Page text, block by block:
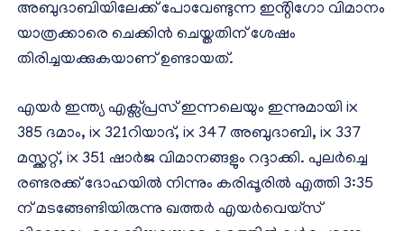
അബുദാബിയിലേക്ക് പോവേണ്ടുന്ന ഇൻ്റിഗോ വിമാനം
യാത്രക്കാരെ ചെക്കിൻ ചെയ്തതിന് ശേഷം
തിരിച്ചയക്കുകയാണ് ഉണ്ടായത്.
എയർ ഇന്ത്യ എക്സ്പ്രസ് ഇന്നലെയും ഇന്നുമായി ix
385 ദമാം, ix 321റിയാദ്, ix 347 അബുദാബി, ix 337
മസ്ക്കറ്റ്, ix 351 ഷാർജ വിമാനങ്ങളും റദ്ദാക്കി. പുലർച്ചെ
രണ്ടരക്ക് ദോഹയിൽ നിന്നും കരിപ്പൂരിൽ എത്തി 3:35
ന് മടങ്ങേണ്ടിയിരുന്നു ഖത്തർ എയർവെയ്‌സ്